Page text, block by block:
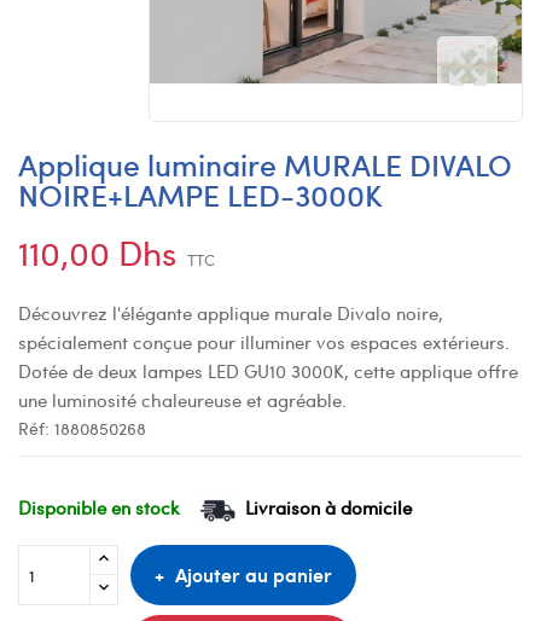
Applique luminaire MURALE DIVALO
NOIRE+LAMPE LED-3000K
110,00 Dhs TTC
Découvrez l'élégante applique murale Divalo noire,
spécialement conçue pour illuminer vos espaces extérieurs.
Dotée de deux lampes LED GU10 3000K, cette applique offre
une luminosité chaleureuse et agréable.
Réf: 1880850268
Disponible en stock Livraison à domicile
Ajouter au panier